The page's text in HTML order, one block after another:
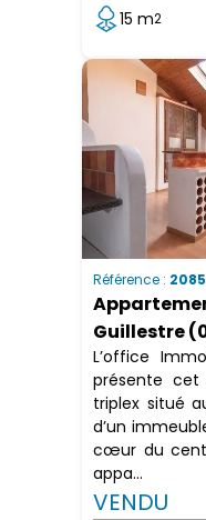
15 m2
Référence :
Guillestre
L’office
présente
triplex situé
d’un
cœur du
appa...
VENDU